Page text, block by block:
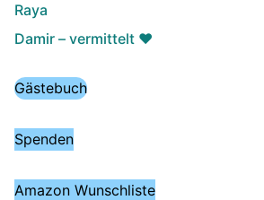
Raya
Damir – vermittelt ♥️
Gästebuch
Spenden
Amazon Wunschliste